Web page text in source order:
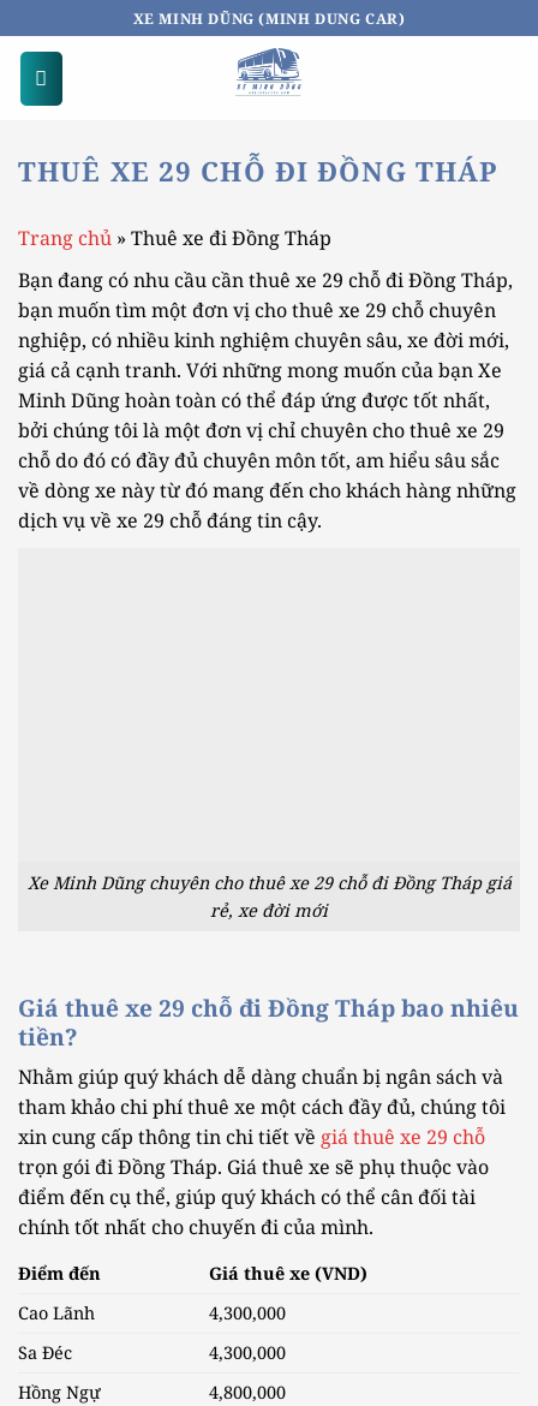
qua
dung
XE MINH DŨNG (MINH DUNG CAR)
THUÊ XE 29 CHỖ ĐI ĐỒNG THÁP
Trang chủ »Thuê xe đi Đồng Tháp
Bạn đang có nhu cầu cần thuê xe 29 chỗ đi Đồng Tháp,
bạn muốn tìm một đơn vị cho thuê xe 29 chỗ chuyên
nghiệp, có nhiều kinh nghiệm chuyên sâu, xe đời mới,
giá cả cạnh tranh. Với những mong muốn của bạn Xe
Minh Dũng hoàn toàn có thể đáp ứng được tốt nhất,
bởi chúng tôi là một đơn vị chỉ chuyên cho thuê xe 29
chỗ do đó có đầy đủ chuyên môn tốt, am hiểu sâu sắc
về dòng xe này từ đó mang đến cho khách hàng những
dịch vụ về xe 29 chỗ đáng tin cậy.
Xe Minh Dũng chuyên cho thuê xe 29 chỗ đi Đồng Tháp giá
rẻ, xe đời mới
Giá thuê xe 29 chỗ đi Đồng Tháp bao nhiêu
tiền?
Nhằm giúp quý khách dễ dàng chuẩn bị ngân sách và
tham khảo chi phí thuê xe một cách đầy đủ, chúng tôi
xin cung cấp thông tin chi tiết về giá thuê xe 29 chỗ
trọn gói đi Đồng Tháp. Giá thuê xe sẽ phụ thuộc vào
điểm đến cụ thể, giúp quý khách có thể cân đối tài
chính tốt nhất cho chuyến đi của mình.
Điểm đến
Giá thuê xe (VND)
Cao Lãnh
4,300,000
Sa Đéc
4,300,000
Hồng Ngự
4,800,000